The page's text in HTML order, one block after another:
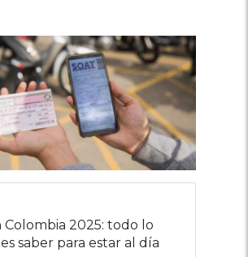
Colombia 2025: todo lo
saber para estar al día